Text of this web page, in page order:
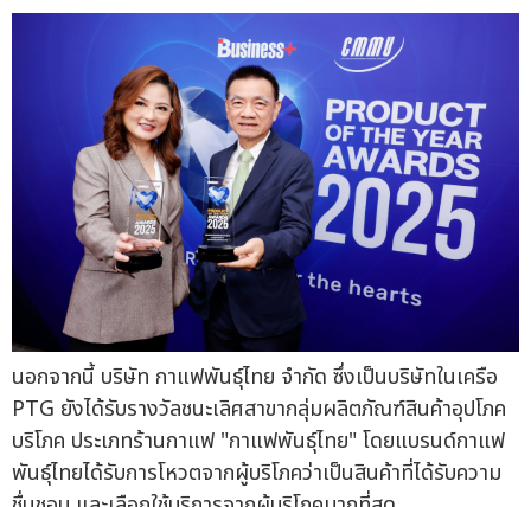
นอกจากนี้ บริษัท กาแฟพันธุ์ไทย จำกัด ซึ่งเป็นบริษัทในเครือ
PTG ยังได้รับรางวัลชนะเลิศสาขากลุ่มผลิตภัณฑ์สินค้าอุปโภค
บริโภค ประเภทร้านกาแฟ "กาแฟพันธุ์ไทย" โดยแบรนด์กาแฟ
พันธุ์ไทยได้รับการโหวตจากผู้บริโภคว่าเป็นสินค้าที่ได้รับความ